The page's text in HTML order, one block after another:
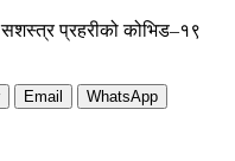
प्रहरीको कोभिड–१९
Email WhatsApp